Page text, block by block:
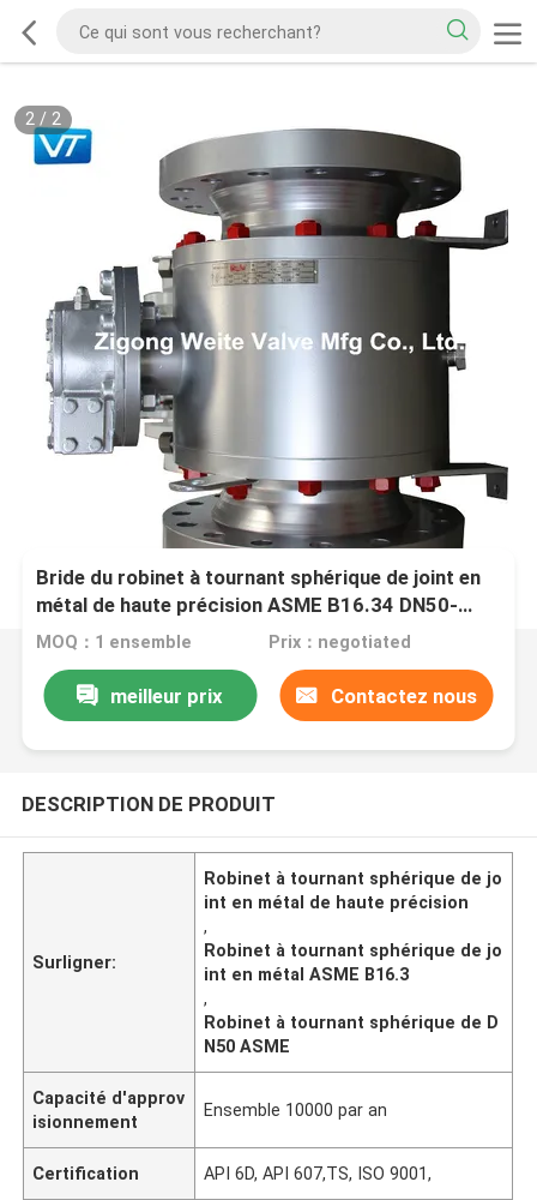
2/ 2
Bride du robinet à tournant sphérique de joint en
métal de haute précision ASME B16.34 DN50-
DN1200 RTJ
MOQ：1 ensemble Prix：negotiated
meilleur prix Contactez nous
DESCRIPTION DE PRODUIT
Surligner:
Robinet à tournant sphérique de jo
int en métal de haute précision
,
Robinet à tournant sphérique de jo
int en métal ASME B16.3
,
Robinet à tournant sphérique de D
N50 ASME
Capacité d'approv
isionnement
Ensemble 10000 par an
Certification API 6D, API 607,TS, ISO 9001,